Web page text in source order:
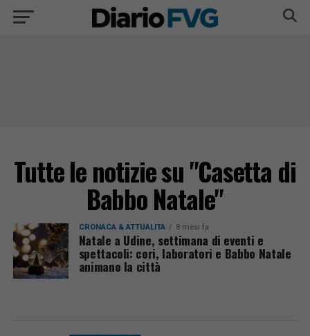
Tutte le notizie su "Casetta di
Babbo Natale"
CRONACA & ATTUALITÀ 8 mesi fa
Natale a Udine, settimana di eventi e
spettacoli: cori, laboratori e Babbo Natale
animano la città